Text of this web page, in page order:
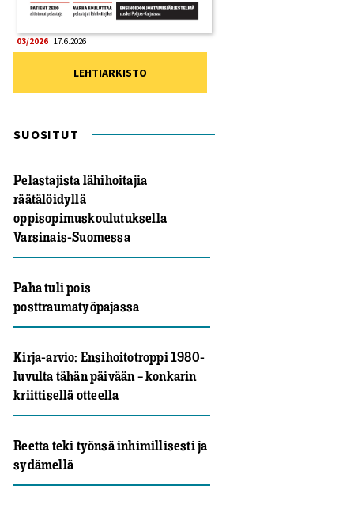
03/2026 17.6.2026
LEHTIARKISTO
SUOSITUT
Pelastajista lähihoitajia
räätälöidyllä
oppisopimuskoulutuksella
Varsinais-Suomessa
Paha tuli pois
posttraumatyöpajassa
Kirja-arvio: Ensihoitotroppi 1980-
luvulta tähän päivään – konkarin
kriittisellä otteella
Reetta teki työnsä inhimillisesti ja
sydämellä